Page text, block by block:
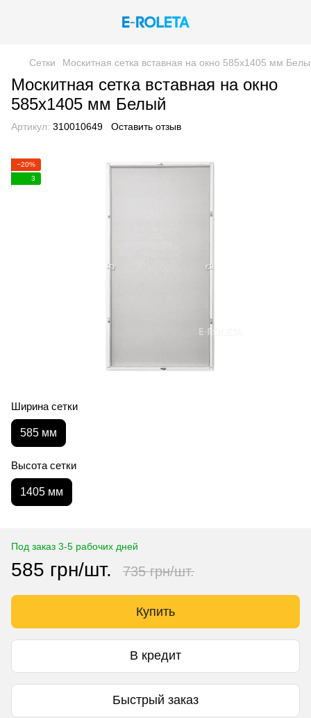
Сетки Москитная сетка вставная на окно 585х1405 мм
Москитная сетка вставная на окно
585х1405 мм Белый
Артикул: 310010649 Оставить отзыв
−20%
3
Ширина сетки
585 мм
Высота сетки
1405 мм
Под заказ 3-5 рабочих дней
585 грн/шт. 735 грн/шт.
Купить
В кредит
Быстрый заказ